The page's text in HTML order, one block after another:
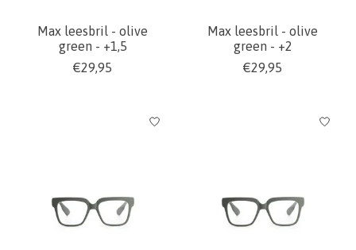
Max leesbril - olive
green - +1,5
€29,95
Max leesbril - olive
green - +2
€29,95